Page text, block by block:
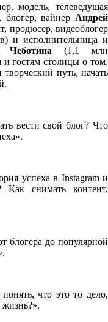
модель, телеведущая
вайнер Андрей
продюсер, видеоблогер
и исполнительница и
(1,1 млн
гостям столицы о том,
путь, начать
вести свой блог? Что
успеха в Instagram и
Как снимать контент,
до популярной
что это то дело,